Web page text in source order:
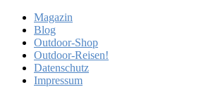
Magazin
Blog
Outdoor-Shop
Outdoor-Reisen!
Datenschutz
Impressum